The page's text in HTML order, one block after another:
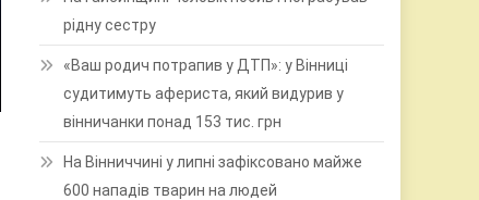
рідну сестру
«Ваш родич потрапив у ДТП»: у Вінниці
судитимуть афериста, який видурив у
вінничанки понад 153 тис. грн
На Вінниччині у липні зафіксовано майже
600 нападів тварин на людей